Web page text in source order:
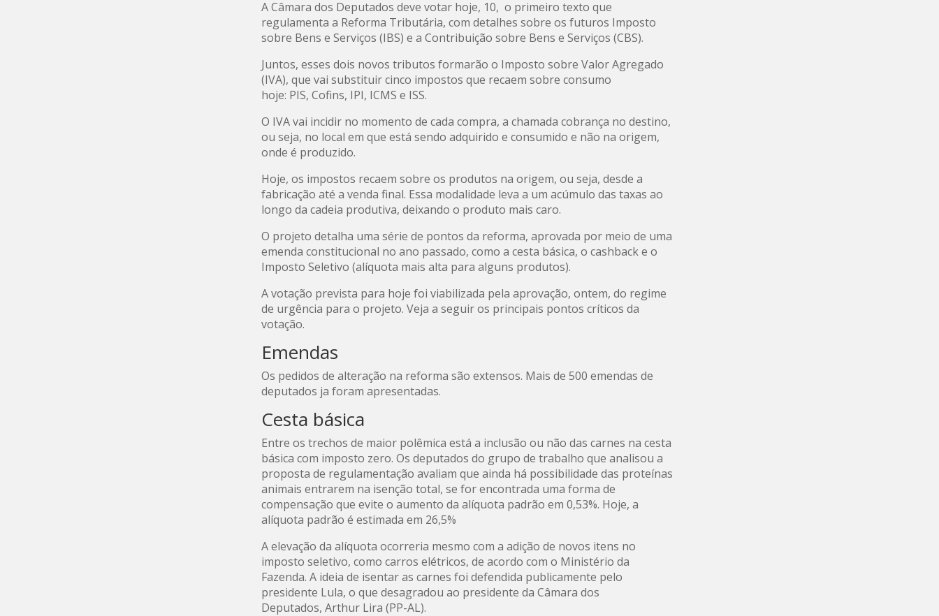
A Câmara dos Deputados deve votar hoje, 10, o primeiro texto que
regulamenta a Reforma Tributária, com detalhes sobre os futuros Imposto
sobre Bens e Serviços (IBS) e a Contribuição sobre Bens e Serviços (CBS).
Juntos, esses dois novos tributos formarão o Imposto sobre Valor Agregado
(IVA), que vai substituir cinco impostos que recaem sobre consumo
hoje: PIS, Cofins, IPI, ICMS e ISS.
O IVA vai incidir no momento de cada compra, a chamada cobrança no destino,
ou seja, no local em que está sendo adquirido e consumido e não na origem,
onde é produzido.
Hoje, os impostos recaem sobre os produtos na origem, ou seja, desde a
fabricação até a venda final. Essa modalidade leva a um acúmulo das taxas ao
longo da cadeia produtiva, deixando o produto mais caro.
O projeto detalha uma série de pontos da reforma, aprovada por meio de uma
emenda constitucional no ano passado, como a cesta básica, o cashback e o
Imposto Seletivo (alíquota mais alta para alguns produtos).
A votação prevista para hoje foi viabilizada pela aprovação, ontem, do regime
de urgência para o projeto. Veja a seguir os principais pontos críticos da
votação.
Emendas
Os pedidos de alteração na reforma são extensos. Mais de 500 emendas de
deputados ja foram apresentadas.
Cesta básica
Entre os trechos de maior polêmica está a inclusão ou não das carnes na cesta
básica com imposto zero. Os deputados do grupo de trabalho que analisou a
proposta de regulamentação avaliam que ainda há possibilidade das proteínas
animais entrarem na isenção total, se for encontrada uma forma de
compensação que evite o aumento da alíquota padrão em 0,53%. Hoje, a
alíquota padrão é estimada em 26,5%
A elevação da alíquota ocorreria mesmo com a adição de novos itens no
imposto seletivo, como carros elétricos, de acordo com o Ministério da
Fazenda. A ideia de isentar as carnes foi defendida publicamente pelo
presidente Lula, o que desagradou ao presidente da Câmara dos
Deputados, Arthur Lira (PP-AL).